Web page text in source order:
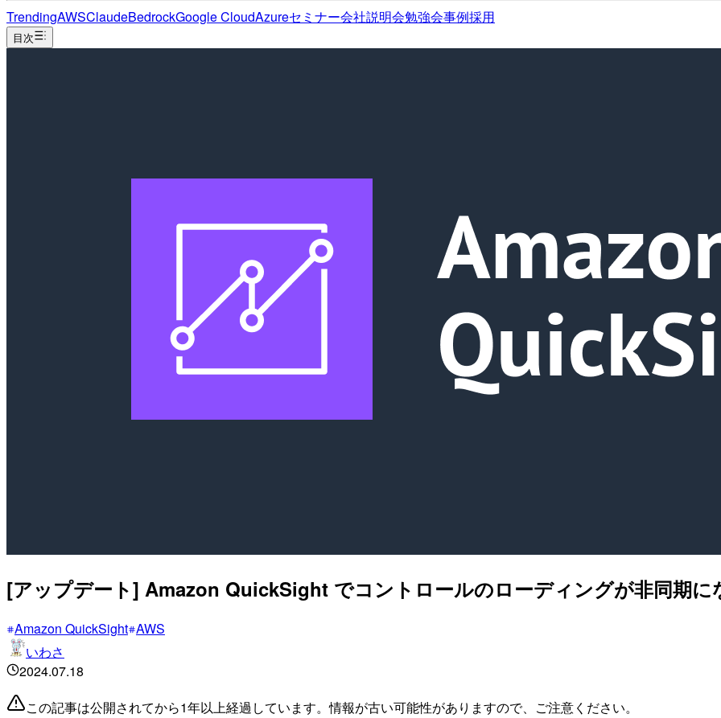
TrendingAWSClaudeBedrockGoogle CloudAzureセミナー会社説明会勉強会事例採用
目次
[アップデート] Amazon QuickSight でコントロールのローディングが非同期に
Amazon QuickSight AWS
いわさ
2024.07.18
この記事は公開されてから1年以上経過しています。情報が古い可能性がありますので、ご注意ください。